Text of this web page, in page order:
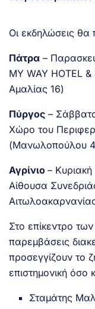
Οι εκδηλώσεις
Πάτρα –
MY WAY HOTEL
Αμαλίας 16)
Πύργος –
Χώρο του
(Μανωλοπούλου
Αγρίνιο –
Αίθουσα
Στο επίκεντρο
παρεμβάσεις
προσεγγίζουν το
επιστημονική όσο
Σταμάτης